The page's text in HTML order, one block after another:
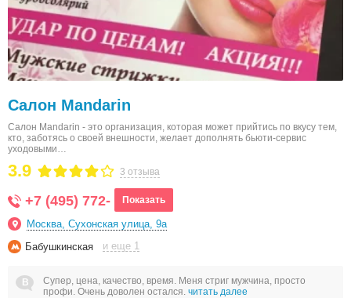
Салон Mandarin
Салон Mandarin - это организация, которая может прийтись по вкусу тем,
кто, заботясь о своей внешности, желает дополнять бьюти-сервис
уходовыми…
3 отзыва
3.9
+7 (495) 772- Показать
Москва, Сухонская улица, 9а
Бабушкинская
и еще 1
Супер, цена, качество, время. Меня стриг мужчина, просто
профи. Очень доволен остался. читать далее